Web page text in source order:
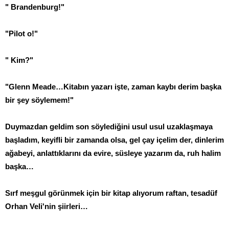
" Brandenburg!"
"Pilot o!"
" Kim?"
"Glenn Meade…Kitabın yazarı işte, zaman kaybı derim başka
bir şey söylemem!"
Duymazdan geldim son söylediğini usul usul uzaklaşmaya
başladım, keyifli bir zamanda olsa, gel çay içelim der, dinlerim
ağabeyi, anlattıklarını da evire, süsleye yazarım da, ruh halim
başka…
Sırf meşgul görünmek için bir kitap alıyorum raftan, tesadüf
Orhan Veli'nin şiirleri…